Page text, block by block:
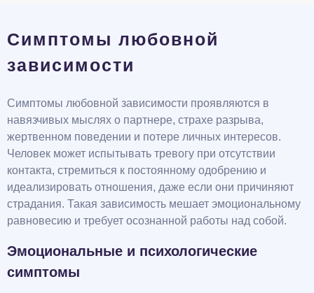
Симптомы любовной
зависимости
Симптомы любовной зависимости проявляются в
навязчивых мыслях о партнере, страхе разрыва,
жертвенном поведении и потере личных интересов.
Человек может испытывать тревогу при отсутствии
контакта, стремиться к постоянному одобрению и
идеализировать отношения, даже если они причиняют
страдания. Такая зависимость мешает эмоциональному
равновесию и требует осознанной работы над собой.
Эмоциональные и психологические
симптомы